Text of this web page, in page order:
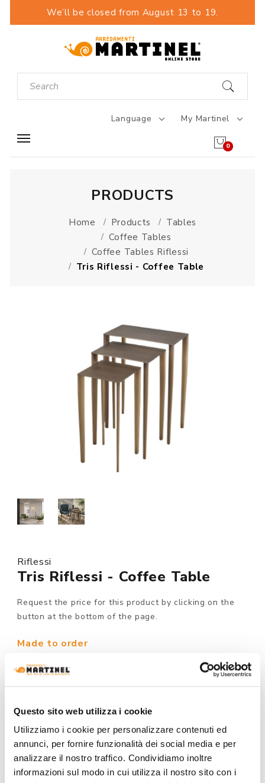
Questo sito web utilizza i cookie
Utilizziamo i cookie per personalizzare contenuti ed
annunci, per fornire funzionalità dei social media e per
analizzare il nostro traffico. Condividiamo inoltre
informazioni sul modo in cui utilizza il nostro sito con i
We’ll be closed from August 13 to 19.
Language My Martinel
0
PRODUCTS
Home Products
Tables
Coffee Tables
Coffee Tables Riflessi
Tris Riflessi - Coffee Table
Riflessi
Tris Riflessi - Coffee Table
Request the price for this product by clicking on the
button at the bottom of the page.
Made to order
MODEL :
STRUCTURE FINISHING: